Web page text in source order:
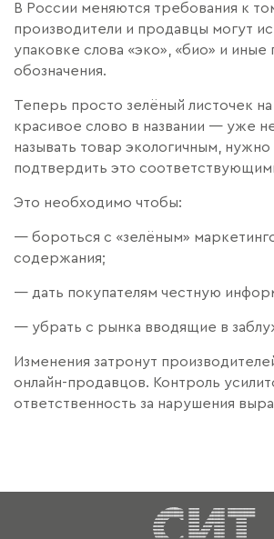
В России меняются требования к
производители и продавцы могут
упаковке слова «эко», «био» и иные
обозначения.
Теперь просто зелёный листочек на
красивое слово в названии — уже
называть товар экологичным, нужно
подтвердить это
Это необходимо чтобы:
— бороться с «зелёным»
содержания;
— дать покупателям честную
— убрать с рынка вводящие в
Изменения затронут
онлайн-продавцов. Контроль
ответственность за нарушения